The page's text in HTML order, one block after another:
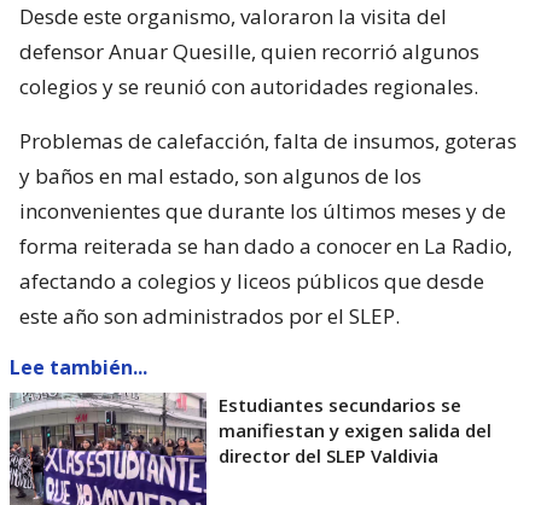
Desde este organismo, valoraron la visita del
defensor Anuar Quesille, quien recorrió algunos
colegios y se reunió con autoridades regionales.
Problemas de calefacción, falta de insumos, goteras
y baños en mal estado, son algunos de los
inconvenientes que durante los últimos meses y de
forma reiterada se han dado a conocer en La Radio,
afectando a colegios y liceos públicos que desde
este año son administrados por el SLEP.
Lee también...
Estudiantes secundarios se
manifiestan y exigen salida del
director del SLEP Valdivia